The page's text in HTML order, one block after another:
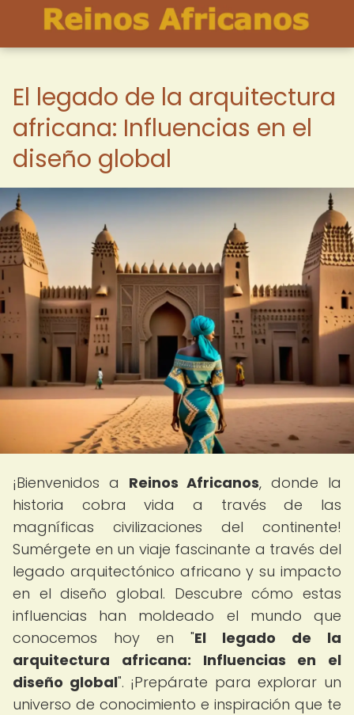
El legado de la arquitectura
africana: Influencias en el
diseño global
¡Bienvenidos a Reinos Africanos, donde la
historia cobra vida a través de las
magníficas civilizaciones del continente!
Sumérgete en un viaje fascinante a través del
legado arquitectónico africano y su impacto
en el diseño global. Descubre cómo estas
influencias han moldeado el mundo que
conocemos hoy en "El legado de la
arquitectura africana: Influencias en el
diseño global". ¡Prepárate para explorar un
universo de conocimiento e inspiración que te